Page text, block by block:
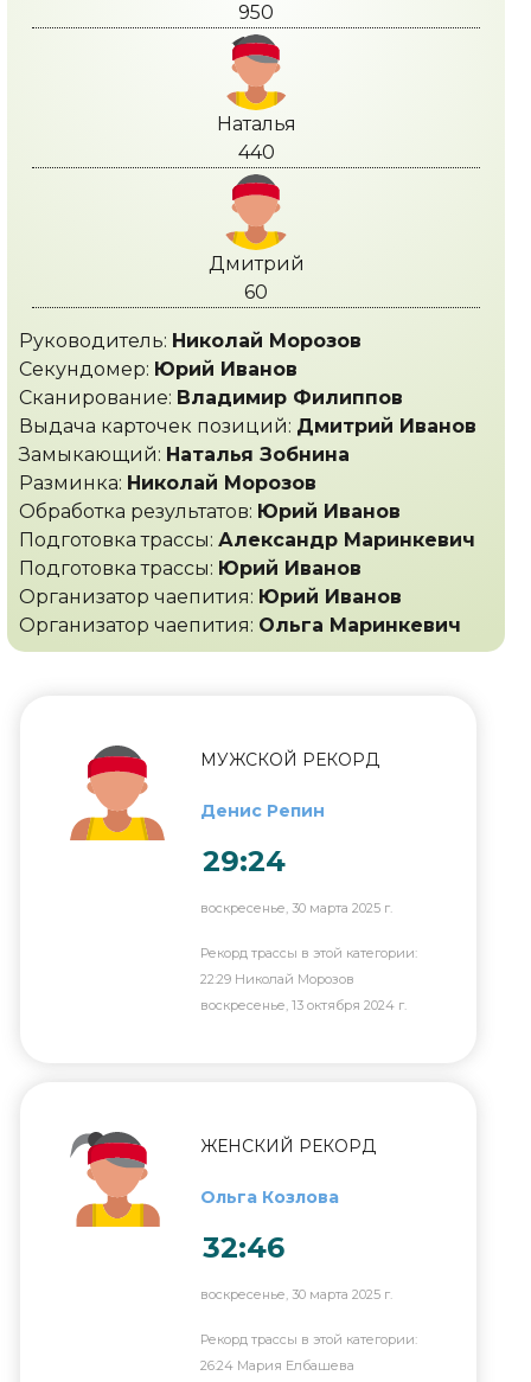
МУЖСКОЙ РЕКОРД
Денис Репин
29:24
воскресенье, 30 марта 2025 г.
Рекорд трассы в этой категории:
22:29 Николай Морозов
воскресенье, 13 октября 2024 г.
ЖЕНСКИЙ РЕКОРД
Ольга Козлова
32:46
воскресенье, 30 марта 2025 г.
Рекорд трассы в этой категории:
26:24 Мария Елбашева
950
Наталья
440
Дмитрий
60
Руководитель: Николай Морозов
Секундомер: Юрий Иванов
Сканирование: Владимир Филиппов
Выдача карточек позиций: Дмитрий Иванов
Замыкающий: Наталья Зобнина
Разминка: Николай Морозов
Обработка результатов: Юрий Иванов
Подготовка трассы: Александр Маринкевич
Подготовка трассы: Юрий Иванов
Организатор чаепития: Юрий Иванов
Организатор чаепития: Ольга Маринкевич